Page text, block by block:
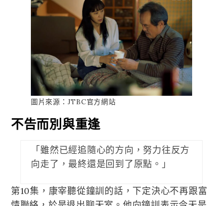
圖片來源：JTBC官方網站
不告而別與重逢
「雖然已經追隨心的方向，努力往反方
向走了，最終還是回到了原點。」
第10集，康宰聽從鐘訓的話，下定決心不再跟富